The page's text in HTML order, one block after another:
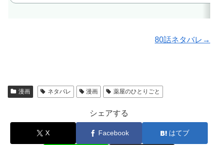
80話ネタバレ→
漫画 ネタバレ 漫画 薬屋のひとりごと
シェアする
X Facebook はてブ